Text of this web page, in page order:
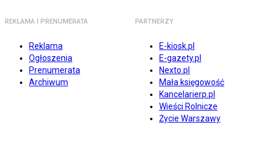
REKLAMA I PRENUMERATA
Reklama
Ogłoszenia
Prenumerata
Archiwum
PARTNERZY
E-kiosk.pl
E-gazety.pl
Nexto.pl
Mała księgowość
Kancelarierp.pl
Wieści Rolnicze
Życie Warszawy